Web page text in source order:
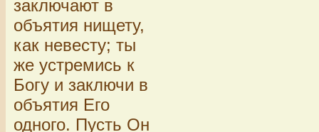
заключают в
объятия нищету,
как невесту; ты
же устремись к
Богу и заключи в
объятия Его
одного. Пусть Он